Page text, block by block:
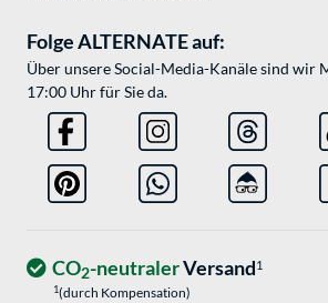
Folge ALTERNATE auf:
Über unsere Social-Media-Kanäle sind wir
17:00 Uhr für Sie da.
CO2-neutralerVersand1
1(durch Kompensation)